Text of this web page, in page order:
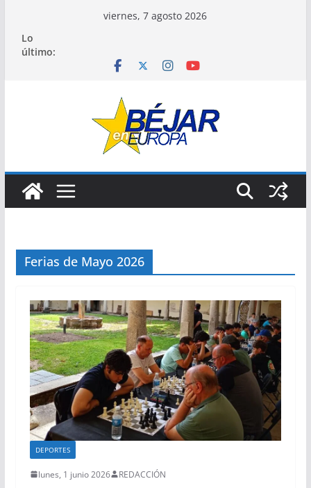
contenido
viernes, 7 agosto 2026
Lo
último:
Ferias de Mayo 2026
DEPORTES
lunes, 1 junio 2026 REDACCIÓN